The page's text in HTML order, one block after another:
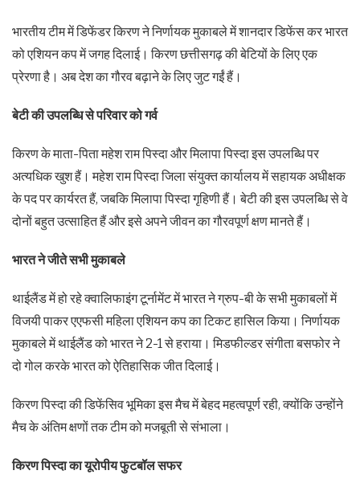
भारतीय टीम में डिफेंडर किरण ने निर्णायक मुकाबले में शानदार डिफेंस कर भारत
को एशियन कप में जगह दिलाई। किरण छत्तीसगढ़ की बेटियों के लिए एक
प्रेरणा है। अब देश का गौरव बढ़ाने के लिए जुट गईं हैं।
बेटी की उपलब्धि से परिवार को गर्व
किरण के माता-पिता महेश राम पिस्दा और मिलापा पिस्दा इस उपलब्धि पर
अत्यधिक खुश हैं। महेश राम पिस्दा जिला संयुक्त कार्यालय में सहायक अधीक्षक
के पद पर कार्यरत हैं, जबकि मिलापा पिस्दा गृहिणी हैं। बेटी की इस उपलब्धि से वे
दोनों बहुत उत्साहित हैं और इसे अपने जीवन का गौरवपूर्ण क्षण मानते हैं।
भारत ने जीते सभी मुकाबले
थाईलैंड में हो रहे क्वालिफाइंग टूर्नामेंट में भारत ने ग्रुप-बी के सभी मुकाबलों में
विजयी पाकर एएफसी महिला एशियन कप का टिकट हासिल किया। निर्णायक
मुकाबले में थाईलैंड को भारत ने 2-1 से हराया। मिडफील्डर संगीता बसफोर ने
दो गोल करके भारत को ऐतिहासिक जीत दिलाई।
किरण पिस्दा की डिफेंसिव भूमिका इस मैच में बेहद महत्वपूर्ण रही, क्योंकि उन्होंने
मैच के अंतिम क्षणों तक टीम को मजबूती से संभाला।
किरण पिस्दा का यूरोपीय फुटबॉल सफर